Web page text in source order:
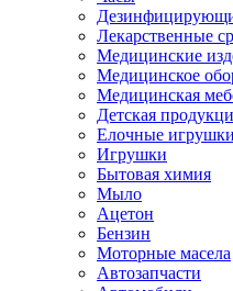
Лекарственные
Медицинские
Медицинское
Медицинская
Детская
Елочные игрушки
Игрушки
Бытовая химия
Мыло
Ацетон
Бензин
Моторные масела
Автозапчасти